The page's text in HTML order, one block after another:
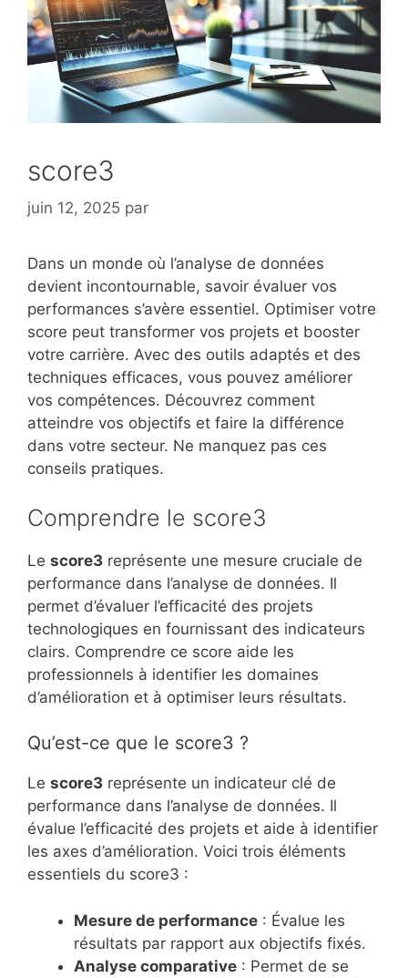
score3
juin 12, 2025 par
Dans un monde où l’analyse de données
devient incontournable, savoir évaluer vos
performances s’avère essentiel. Optimiser votre
score peut transformer vos projets et booster
votre carrière. Avec des outils adaptés et des
techniques efficaces, vous pouvez améliorer
vos compétences. Découvrez comment
atteindre vos objectifs et faire la différence
dans votre secteur. Ne manquez pas ces
conseils pratiques.
Comprendre le score3
Le score3 représente une mesure cruciale de
performance dans l’analyse de données. Il
permet d’évaluer l’efficacité des projets
technologiques en fournissant des indicateurs
clairs. Comprendre ce score aide les
professionnels à identifier les domaines
d’amélioration et à optimiser leurs résultats.
Qu’est-ce que le score3 ?
Le score3 représente un indicateur clé de
performance dans l’analyse de données. Il
évalue l’efficacité des projets et aide à identifier
les axes d’amélioration. Voici trois éléments
essentiels du score3 :
Mesure de performance : Évalue les
résultats par rapport aux objectifs fixés.
Analyse comparative : Permet de se